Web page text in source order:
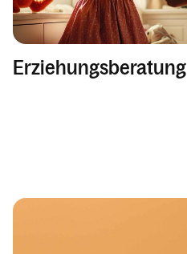
Erziehungsberatung